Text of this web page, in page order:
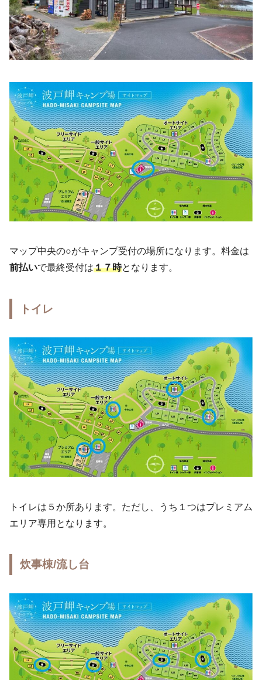
マップ中央の○がキャンプ受付の場所になります。料金は
前払いで最終受付は１７時となります。
トイレ
トイレは５か所あります。ただし、うち１つはプレミアム
エリア専用となります。
炊事棟/流し台